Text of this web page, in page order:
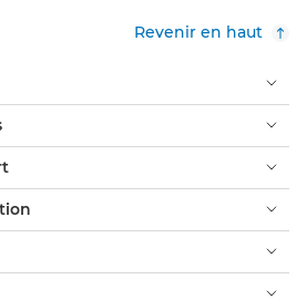
Revenir en haut